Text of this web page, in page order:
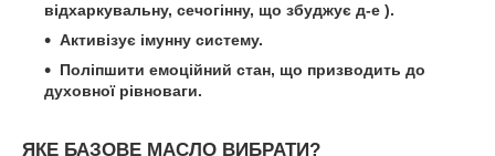
відхаркувальну, сечогінну, що збуджує д-е ).
Активізує імунну систему.
Поліпшити емоційний стан, що призводить до
духовної рівноваги.
ЯКЕ БАЗОВЕ МАСЛО ВИБРАТИ?